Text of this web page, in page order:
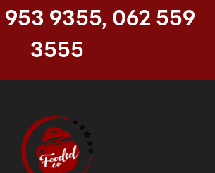
953 9355, 062 559
3555⁣